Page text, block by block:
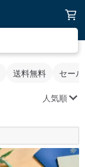
送料無料 セー
人気順